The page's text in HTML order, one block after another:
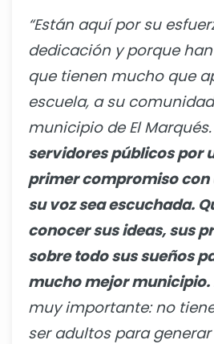
“Están aquí por su
dedicación y porque
que tienen mucho que
escuela, a su
municipio de El Marqués.
servidores públicos por
primer compromiso con
su voz sea escuchada.
conocer sus ideas, sus
sobre todo sus sueños
mucho mejor municipio.
muy importante: no
ser adultos para